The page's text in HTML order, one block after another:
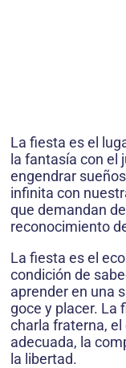
La fiesta es el
la fantasía con el
engendrar
infinita con
que demandan
reconocimiento
La fiesta es el
condición de
aprender en una
goce y placer. La
charla fraterna,
adecuada, la
la libertad.